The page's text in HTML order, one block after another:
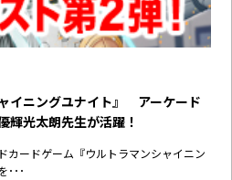
イニングユナイト』 アーケード
輝光太朗先生が活躍！
カードゲーム『ウルトラマンシャイニン
･･･